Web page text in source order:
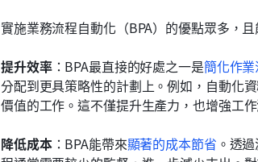
實施業務流程自動化（BPA）的優點眾多，
提升效率：BPA最直接的好處之一是簡化作
分配到更具策略性的計劃上。例如，自動化
價值的工作。這不僅提升生產力，也增強工
降低成本：BPA能帶來顯著的成本節省 。透